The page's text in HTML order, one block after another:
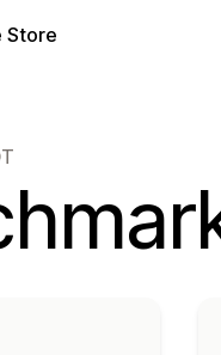
Store